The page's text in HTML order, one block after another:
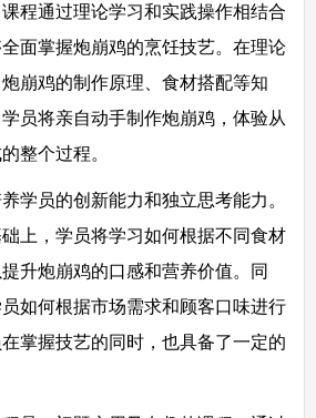
程通过理论学习和实践操作相结合
面掌握炮崩鸡的烹饪技艺。在理论
崩鸡的制作原理、食材搭配等知
员将亲自动手制作炮崩鸡，体验从
整个过程。
学员的创新能力和独立思考能力。
上，学员将学习如何根据不同食材
升炮崩鸡的口感和营养价值。同
如何根据市场需求和顾客口味进行
掌握技艺的同时，也具备了一定的